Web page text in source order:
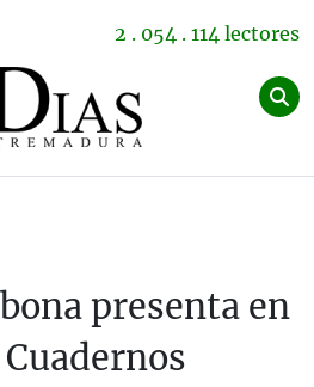
2 . 054 . 114 lectores
presenta en